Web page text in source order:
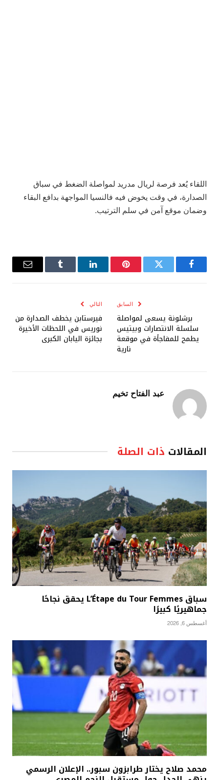
اللقاء يُعد فرصة لريال مدريد لمواصلة الضغط في سباق
الصدارة، في وقت يخوض فيه فالنسيا المواجهة بدافع البقاء
وضمان موقع آمن في سلم الترتيب.
فيسبوك تويتر بينتيريستلينكدإن Tumblr
البريد
السابق
برشلونة يسعى لمواصلة
سلسلة الانتصارات وبيتيس
يطمح للمفاجأة في موقعة
نارية
التالي
فيرستابن يخطف الصدارة من
نوريس في اللحظات الأخيرة
بجائزة اليابان الكبرى
عبد الفتاح تخيم
المقالات ذات الصلة
سباق L’Étape du Tour Femmes يحقق نجاحًا
جماهيريًا كبيرًا
أغسطس 6, 2026
محمد صلاح يختار طرابزون سبور.. الإعلان الرسمي